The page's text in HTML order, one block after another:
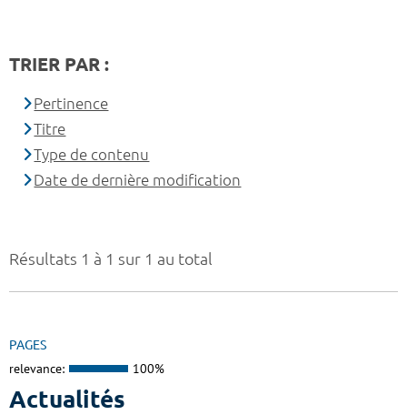
Résultats 1 à 1 sur 1 au total
PAGES
relevance: 100%
Actualités
TRIER PAR :
Pertinence
Titre
Type de contenu
Date de dernière modification